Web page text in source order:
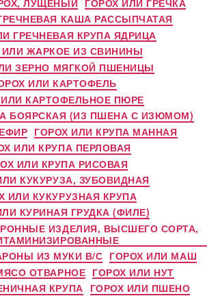
КАША РАССЫПЧАТАЯ
ГРЕЧНЕВАЯ КРУПА ЯДРИЦА
ИЛИ ЖАРКОЕ ИЗ СВИНИНЫ
ЗЕРНО МЯГКОЙ ПШЕНИЦЫ
ИЛИ КАРТОФЕЛЬ
ИЛИ КАРТОФЕЛЬНОЕ ПЮРЕ
БОЯРСКАЯ (ИЗ ПШЕНА С ИЗЮМОМ)
ГОРОХ ИЛИ КРУПА МАННАЯ
ИЛИ КРУПА ПЕРЛОВАЯ
ИЛИ КРУПА РИСОВАЯ
КУКУРУЗА, ЗУБОВИДНАЯ
ИЛИ КУКУРУЗНАЯ КРУПА
КУРИНАЯ ГРУДКА (ФИЛЕ)
ИЗДЕЛИЯ, ВЫСШЕГО СОРТА,
ИЗ МУКИ В/С ГОРОХ ИЛИ МАШ
ОТВАРНОЕ ГОРОХ ИЛИ НУТ
КРУПА ГОРОХ ИЛИ ПШЕНО